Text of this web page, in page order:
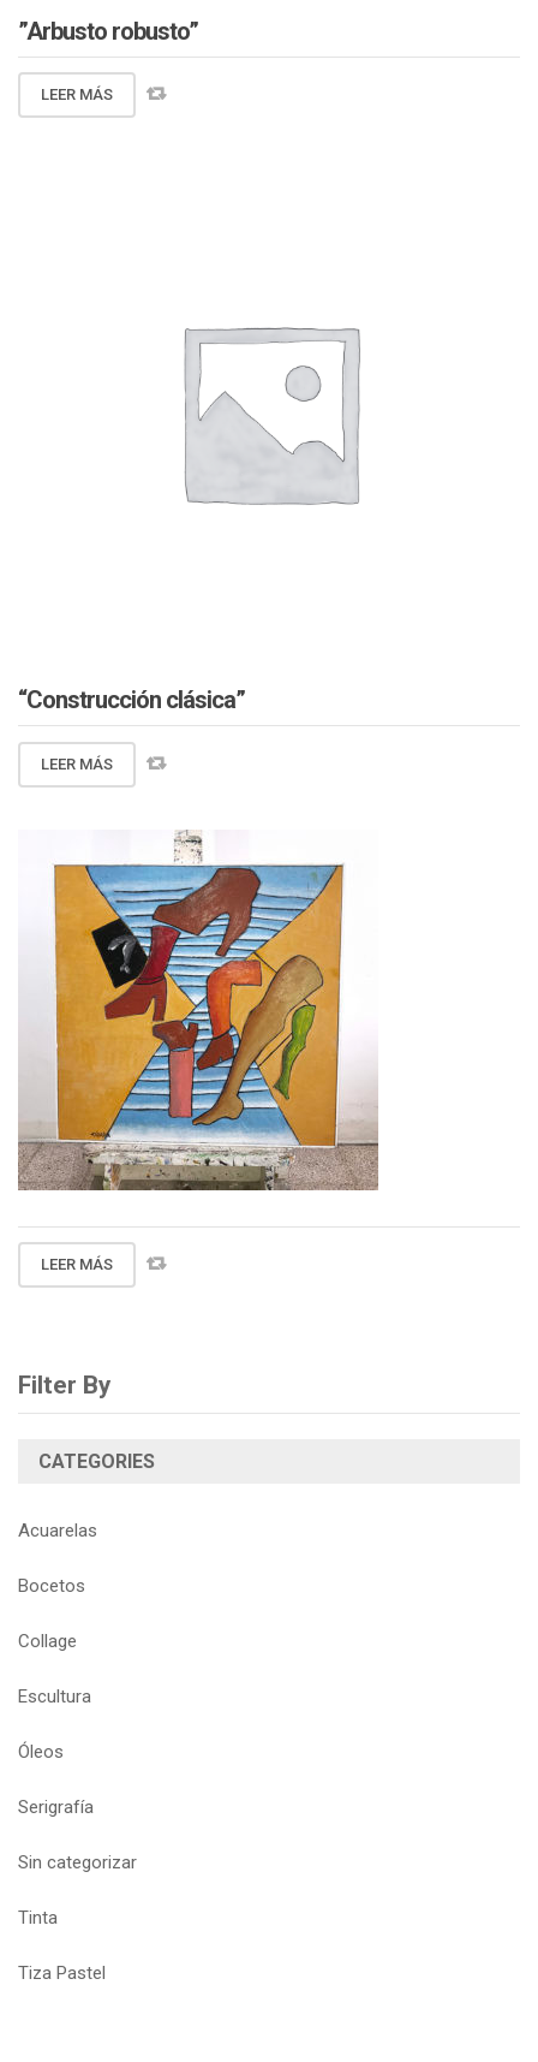
”Arbusto robusto”
LEER MÁS
“Construcción clásica”
LEER MÁS
LEER MÁS
Filter By
CATEGORIES
Acuarelas
Bocetos
Collage
Escultura
Óleos
Serigrafía
Sin categorizar
Tinta
Tiza Pastel